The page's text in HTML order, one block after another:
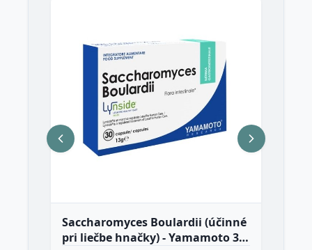
Saccharomyces Boulardii (účinné
pri liečbe hnačky) - Yamamoto 30